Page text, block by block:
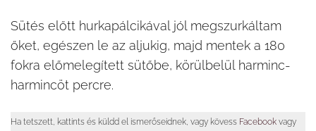
Sütés előtt hurkapálcikával jól megszurkáltam
őket, egészen le az aljukig, majd mentek a 180
fokra előmelegített sütőbe, körülbelül harminc-
harmincöt percre.
Ha tetszett, kattints és küldd el ismerőseidnek, vagy kövess Facebook vagy